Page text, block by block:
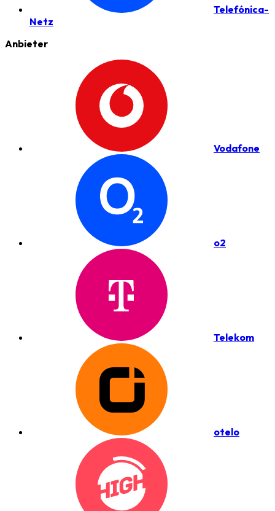
Telefónica-
Netz
Anbieter
Vodafone
o2
Telekom
otelo